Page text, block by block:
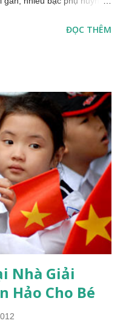
đầu tiếp cận với môi
âu trong việc học tập của
NGŨ CỦA TRUNG TÂM
gia sư cấp 1 là đội
các trường Đại Học, Tiểu
giáo viên giỏi cấp I, giàu
động, sáng tạo, trung
1 Tuyển gia sư cấp 1 ...
ĐỌC THÊM
Nhà Giải
Hảo Cho Bé